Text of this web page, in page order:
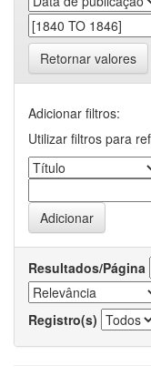
Retornar valores
Adicionar filtros:
Utilizar filtros para
Resultados/Página
Registro(s)